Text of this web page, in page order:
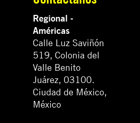
Regional -
Américas
Calle Luz Saviñón
519, Colonia del
Valle Benito
Juárez, 03100.
Ciudad de México,
México